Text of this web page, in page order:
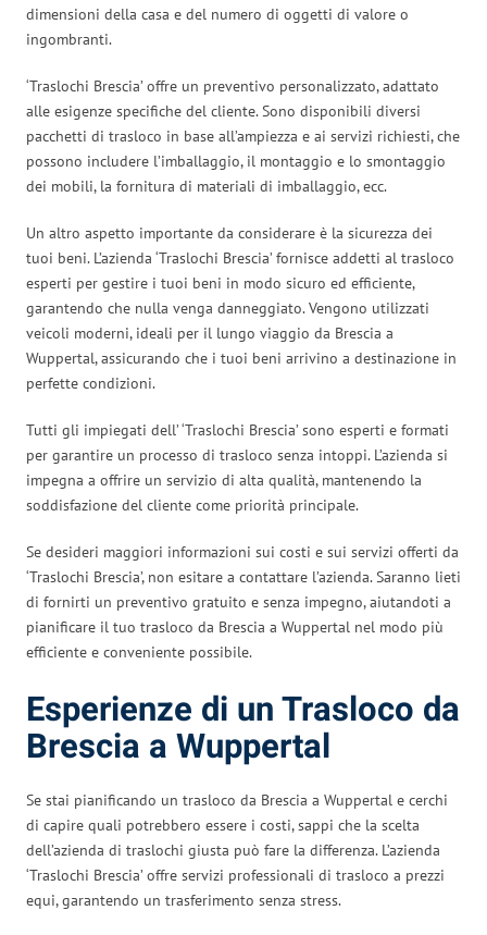
dimensioni della casa e del numero di oggetti di valore o
ingombranti.
‘Traslochi Brescia’ offre un preventivo personalizzato, adattato
alle esigenze specifiche del cliente. Sono disponibili diversi
pacchetti di trasloco in base all’ampiezza e ai servizi richiesti, che
possono includere l’imballaggio, il montaggio e lo smontaggio
dei mobili, la fornitura di materiali di imballaggio, ecc.
Un altro aspetto importante da considerare è la sicurezza dei
tuoi beni. L’azienda ‘Traslochi Brescia’ fornisce addetti al trasloco
esperti per gestire i tuoi beni in modo sicuro ed efficiente,
garantendo che nulla venga danneggiato. Vengono utilizzati
veicoli moderni, ideali per il lungo viaggio da Brescia a
Wuppertal, assicurando che i tuoi beni arrivino a destinazione in
perfette condizioni.
Tutti gli impiegati dell’ ‘Traslochi Brescia’ sono esperti e formati
per garantire un processo di trasloco senza intoppi. L’azienda si
impegna a offrire un servizio di alta qualità, mantenendo la
soddisfazione del cliente come priorità principale.
Se desideri maggiori informazioni sui costi e sui servizi offerti da
‘Traslochi Brescia’, non esitare a contattare l’azienda. Saranno lieti
di fornirti un preventivo gratuito e senza impegno, aiutandoti a
pianificare il tuo trasloco da Brescia a Wuppertal nel modo più
efficiente e conveniente possibile.
Esperienze di un Trasloco da
Brescia a Wuppertal
Se stai pianificando un trasloco da Brescia a Wuppertal e cerchi
di capire quali potrebbero essere i costi, sappi che la scelta
dell’azienda di traslochi giusta può fare la differenza. L’azienda
‘Traslochi Brescia’ offre servizi professionali di trasloco a prezzi
equi, garantendo un trasferimento senza stress.